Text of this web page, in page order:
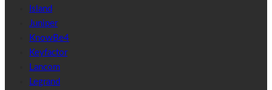
Island
Juniper
KnowBe4
Keyfactor
Lancom
Legrand